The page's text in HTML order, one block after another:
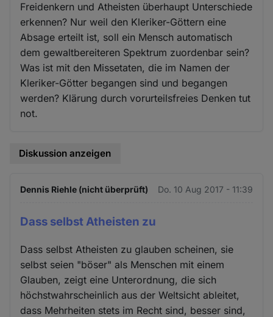
Freidenkern und Atheisten überhaupt Unterschiede
erkennen? Nur weil den Kleriker-Göttern eine
Absage erteilt ist, soll ein Mensch automatisch
dem gewaltbereiteren Spektrum zuordenbar sein?
Was ist mit den Missetaten, die im Namen der
Kleriker-Götter begangen sind und begangen
werden? Klärung durch vorurteilsfreies Denken tut
not.
Diskussion anzeigen
Dennis Riehle (nicht überprüft) Do. 10 Aug 2017 - 11:39
Dass selbst Atheisten zu
Dass selbst Atheisten zu glauben scheinen, sie
selbst seien "böser" als Menschen mit einem
Glauben, zeigt eine Unterordnung, die sich
höchstwahrscheinlich aus der Weltsicht ableitet,
dass Mehrheiten stets im Recht sind, besser sind,